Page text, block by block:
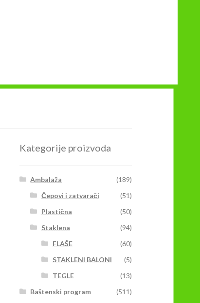
Kategorije proizvoda
Ambalaža
(189)
Čepovi i zatvarači
(51)
Plastična
(50)
Staklena
(94)
FLAŠE
(60)
STAKLENI BALONI
(5)
TEGLE
(13)
Baštenski program
(511)